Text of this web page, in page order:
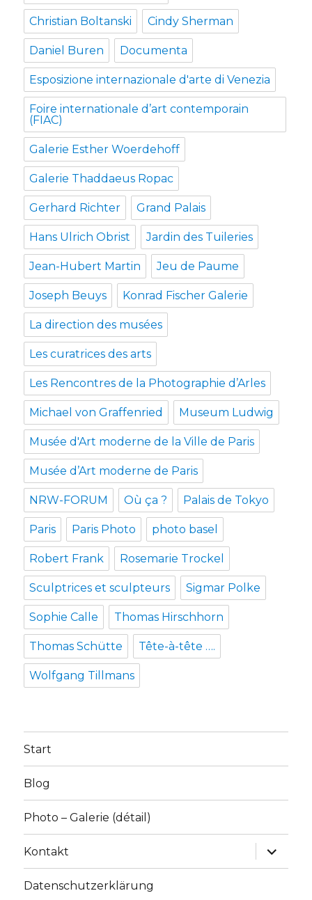
Christian Boltanski Cindy Sherman
Daniel Buren Documenta
Esposizione internazionale d'arte di Venezia
Foire internationale d’art contemporain
(FIAC)
Galerie Esther Woerdehoff
Galerie Thaddaeus Ropac
Gerhard Richter Grand Palais
Hans Ulrich Obrist Jardin des Tuileries
Jean-Hubert Martin Jeu de Paume
Joseph Beuys Konrad Fischer Galerie
La direction des musées
Les curatrices des arts
Les Rencontres de la Photographie d’Arles
Michael von Graffenried Museum Ludwig
Musée d'Art moderne de la Ville de Paris
Musée d’Art moderne de Paris
NRW-FORUM Où ça ? Palais de Tokyo
Paris Paris Photo photo basel
Robert Frank Rosemarie Trockel
Sculptrices et sculpteurs Sigmar Polke
Sophie Calle Thomas Hirschhorn
Thomas Schütte Tête-à-tête ….
Wolfgang Tillmans
Start
Blog
Photo – Galerie (détail)
Kontakt
Datenschutzerklärung